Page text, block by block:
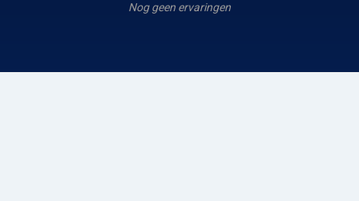
Nog geen ervaringen